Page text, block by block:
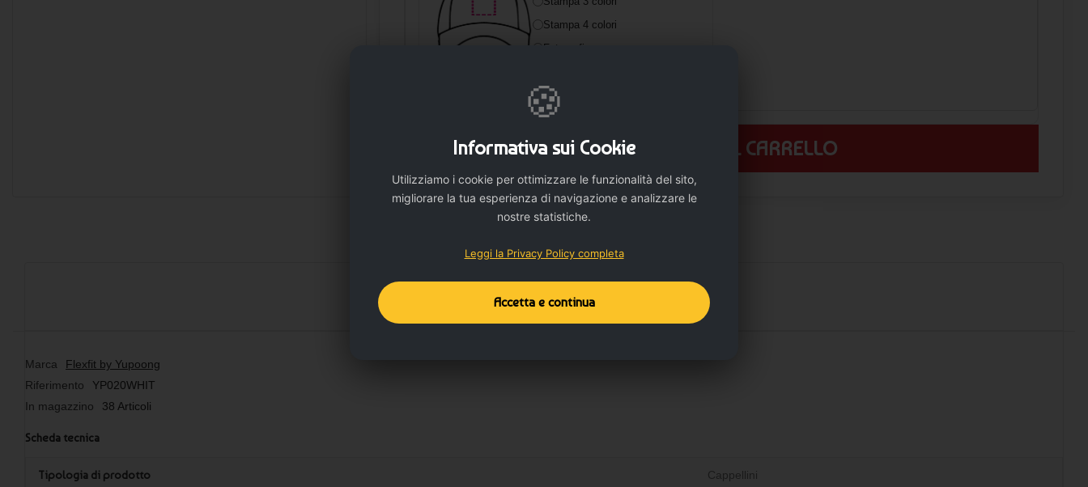
Stampa 4 colori
Fotografie
🛒 AGGIUNGI AL CARRELLO
Marca
Flexfit by Yupoong
Riferimento
YP020WHIT
In magazzino
38 Articoli
Scheda tecnica
Tipologia di prodotto Cappellini
🍪
Informativa sui Cookie
Utilizziamo i cookie per ottimizzare le funzionalità del sito,
migliorare la tua esperienza di navigazione e analizzare le
nostre statistiche.
Leggi la Privacy Policy completa
Accetta e continua